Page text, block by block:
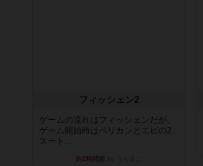
フィッシェン2
ゲームの流れはフィッシェンだが、
ゲーム開始時はペリカンとエビの2
スート...
約2時間前